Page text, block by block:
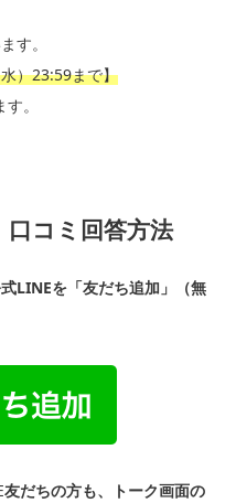
す。
）23:59まで】
。
口コミ回答方法
LINEを「友だち追加」（無
友だちの方も、トーク画面の